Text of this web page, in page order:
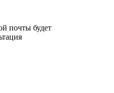
почты будет